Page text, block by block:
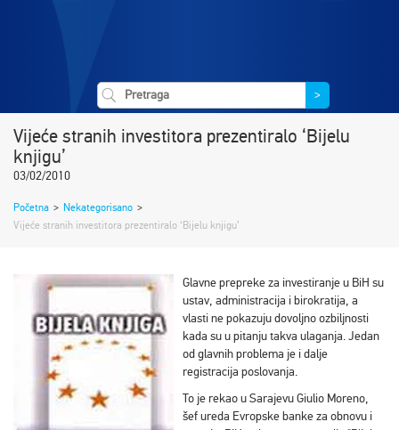
>
Vijeće stranih investitora prezentiralo ‘Bijelu
knjigu’
03/02/2010
Početna > Nekategorisano >
Vijeće stranih investitora prezentiralo ‘Bijelu knjigu’
Glavne prepreke za investiranje u BiH su
ustav, administracija i birokratija, a
vlasti ne pokazuju dovoljno ozbiljnosti
kada su u pitanju takva ulaganja. Jedan
od glavnih problema je i dalje
registracija poslovanja.
To je rekao u Sarajevu Giulio Moreno,
šef ureda Evropske banke za obnovu i